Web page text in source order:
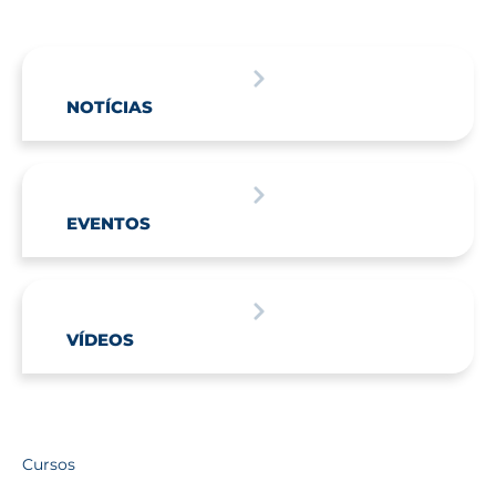
NOTÍCIAS
EVENTOS
VÍDEOS
Cursos